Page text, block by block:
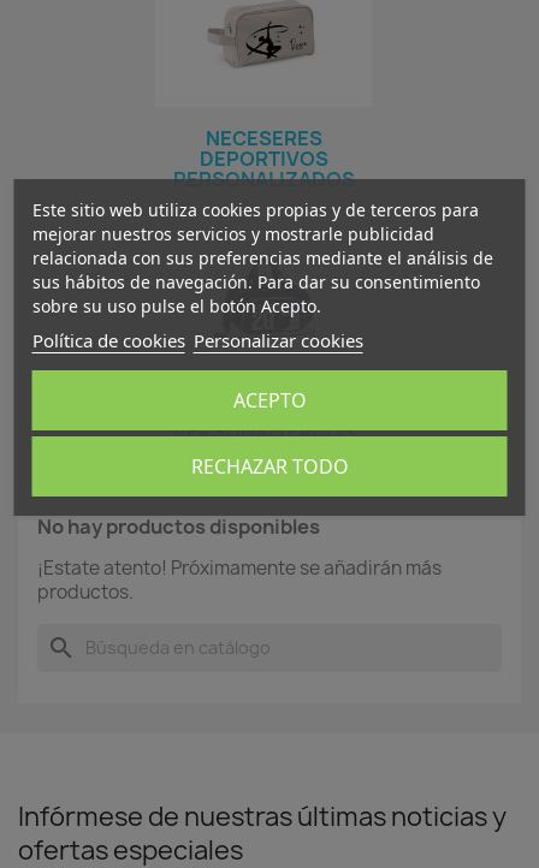
NECESERES
DEPORTIVOS
PERSONALIZADOS
BOLSOS DEPORTIVOS
PERSONALIZADOS
No hay productos disponibles
¡Estate atento! Próximamente se añadirán más
productos.
search
Infórmese de nuestras últimas noticias y
ofertas especiales
Este sitio web utiliza cookies propias y de terceros para
mejorar nuestros servicios y mostrarle publicidad
relacionada con sus preferencias mediante el análisis de
sus hábitos de navegación. Para dar su consentimiento
sobre su uso pulse el botón Acepto.
Política de cookies Personalizar cookies
RECHAZAR TODO
ACEPTO